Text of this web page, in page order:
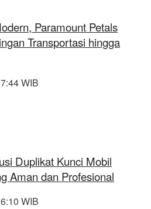
Paramount Petals
Transportasi hingga
WIB
Duplikat Kunci Mobil
Aman dan Profesional
WIB